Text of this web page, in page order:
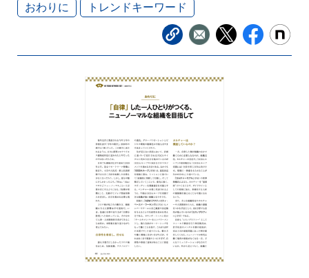
おわりに トレンドキーワード